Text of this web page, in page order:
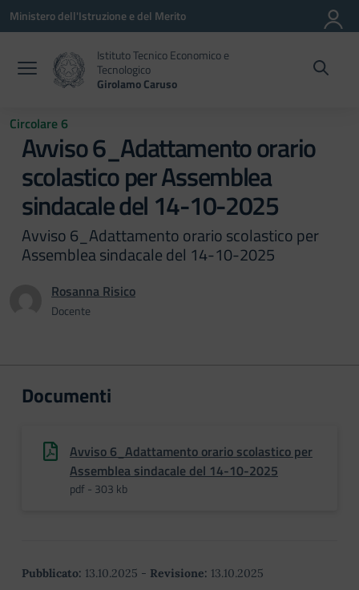
Vai ai contenuti
Vai al menu di navigazione
Vai al footer
Ministero dell'Istruzione e del Merito
Istituto Tecnico Economico e
Tecnologico
Girolamo Caruso
Circolare 6
Avviso 6_Adattamento orario
scolastico per Assemblea
sindacale del 14-10-2025
Avviso 6_Adattamento orario scolastico per
Assemblea sindacale del 14-10-2025
Rosanna Risico
Docente
Documenti
Avviso 6_Adattamento orario scolastico per
Assemblea sindacale del 14-10-2025
pdf - 303 kb
Pubblicato: 13.10.2025 - Revisione: 13.10.2025